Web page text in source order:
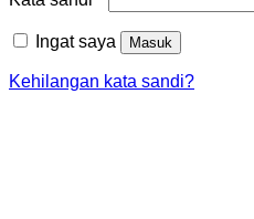
Ingat saya Masuk
Kehilangan kata sandi?